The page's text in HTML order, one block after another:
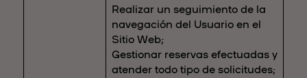
Realizar un seguimiento de la
navegación del Usuario en el
Sitio Web;
Gestionar reservas efectuadas y
atender todo tipo de solicitudes;